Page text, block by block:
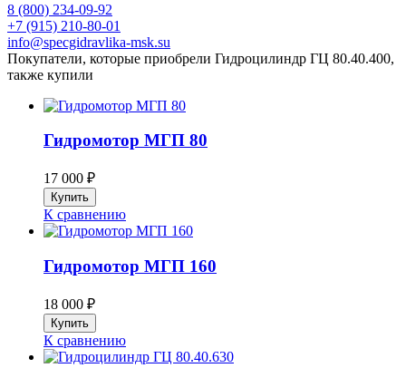
8 (800) 234-09-92
+7 (915) 210-80-01
info@specgidravlika-msk.su
Покупатели, которые приобрели Гидроцилиндр ГЦ 80.40.400,
также купили
Гидромотор МГП 80
17 000 ₽
К сравнению
Гидромотор МГП 160
18 000 ₽
К сравнению